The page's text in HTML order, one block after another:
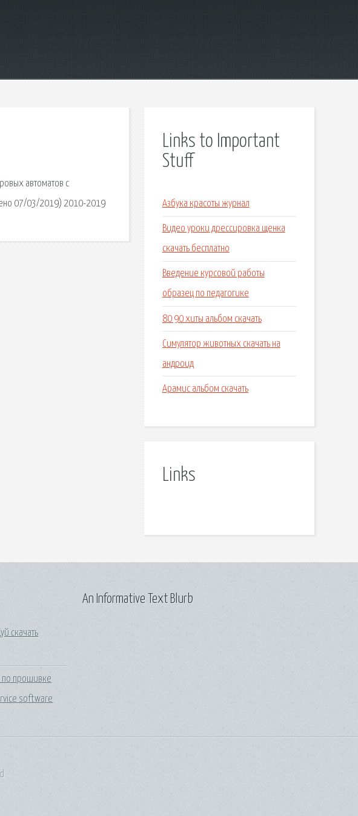
автоматов с
07/03/2019) 2010-2019
Links to Important
Stuff
Азбука красоты журнал
Видео уроки дрессировка щенка
скачать бесплатно
Введение курсовой работы
образец по педагогике
80 90 хиты альбом скачать
Симулятор животных скачать на
андроид
Арамис альбом скачать
Links
скачать
по прошивке
software
An Informative Text Blurb